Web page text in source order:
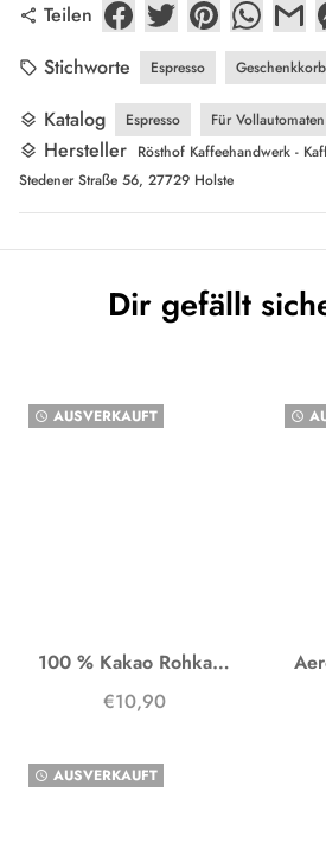
share Teilen
local_offer Stichworte Espresso
layers Katalog Espresso Für Vollautomaten
layers Hersteller Rösthof Kaffeehandwerk -
Stedener Straße 56, 27729 Holste
Dir gefällt
watch_later AUSVERKAUFT
100 % Kakao Rohkakao
€10,90
watch_later
watch_later AUSVERKAUFT